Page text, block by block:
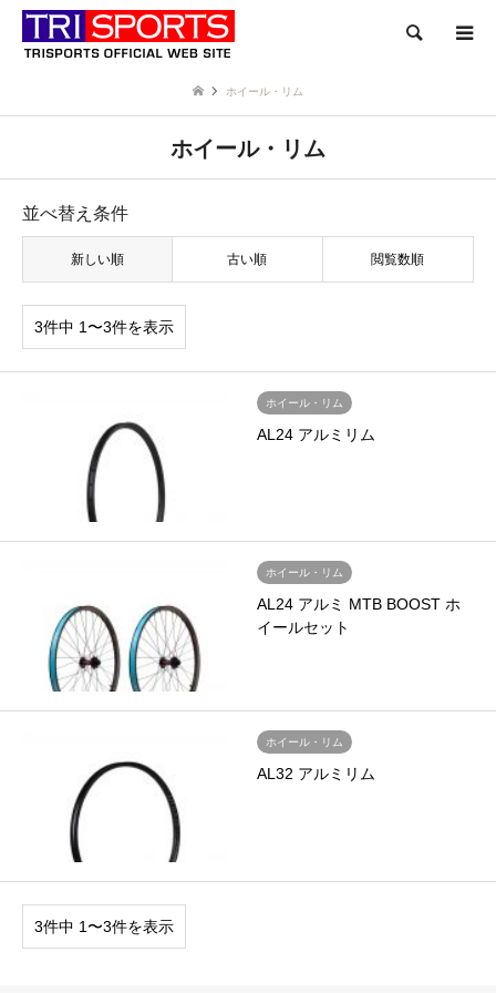
検索
ホイール・リム
ホイール・リム
並べ替え条件
新しい順 古い順 閲覧数順
3件中 1〜3件を表示
ホイール・リム
AL24 アルミリム
ホイール・リム
AL24 アルミ MTB BOOST ホ
イールセット
ホイール・リム
AL32 アルミリム
3件中 1〜3件を表示